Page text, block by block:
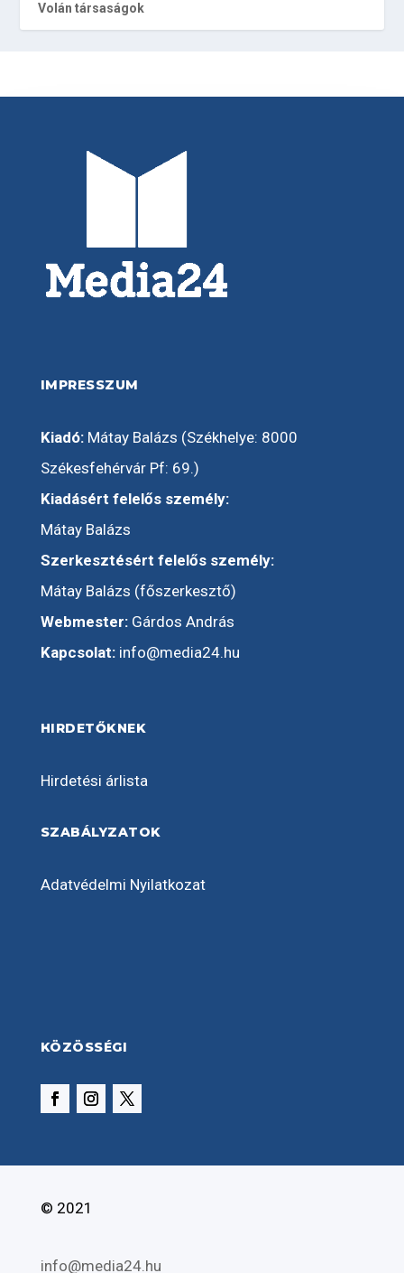
Volán társaságok
IMPRESSZUM
Kiadó:Mátay Balázs (Székhelye: 8000
Székesfehérvár Pf: 69.)
Kiadásért felelős személy:
Mátay Balázs
Szerkesztésért felelős személy:
Mátay Balázs (főszerkesztő)
Webmester:Gárdos András
Kapcsolat: info@media24.hu
HIRDETŐKNEK
Hirdetési árlista
SZABÁLYZATOK
Adatvédelmi Nyilatkozat
KÖZÖSSÉGI
© 2021
info@media24.hu